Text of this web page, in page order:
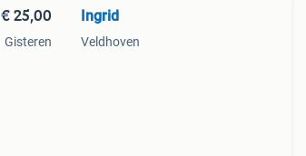
€ 25,00
Gisteren
Ingrid
Veldhoven